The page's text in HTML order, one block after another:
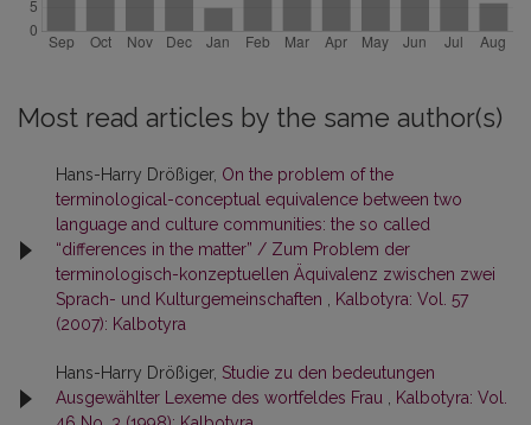
Most read articles by the same author(s)
Hans-Harry Drößiger, On the problem of the
terminological-conceptual equivalence between two
language and culture communities: the so called
“differences in the matter” / Zum Problem der
terminologisch-konzeptuellen Äquivalenz zwischen zwei
Sprach- und Kulturgemeinschaften
Kalbotyra: Vol. 57
(2007): Kalbotyra
Hans-Harry Drößiger, Studie zu den bedeutungen
Ausgewählter Lexeme des wortfeldes Frau
Kalbotyra: Vol.